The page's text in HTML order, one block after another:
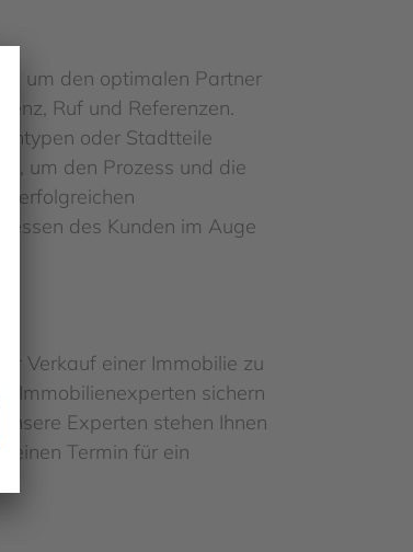
um den optimalen Partner
Ruf und Referenzen.
oder Stadtteile
um den Prozess und die
erfolgreichen
des Kunden im Auge
Verkauf einer Immobilie zu
Immobilienexperten sichern
. Unsere Experten stehen Ihnen
einen Termin für ein